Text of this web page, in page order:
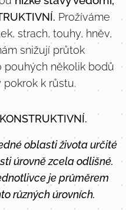
Prožíváme
strach, touhy, hněv,
snižují průtok
pouhých několik bodů
k růstu.
KONSTRUKTIVNÍ.
oblasti života určité
úrovně zcela odlišné.
je průměrem
různých úrovních.